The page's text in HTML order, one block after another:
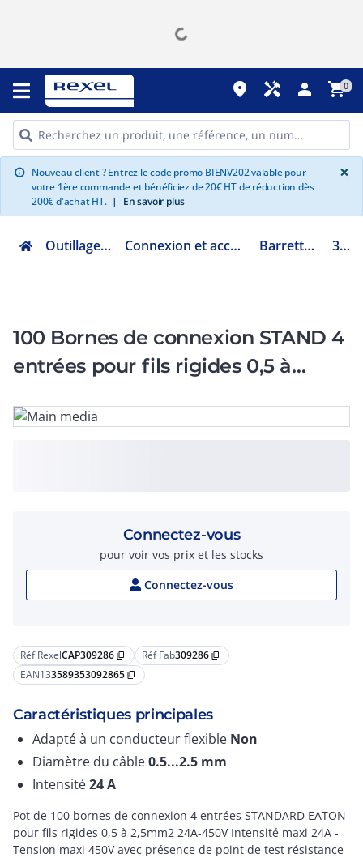
place handyman person shopping_cart0
info Nouveau client ? Entrez le code promo BIENV202 valable pour
votre 1ère commande et bénéficiez de 20€ HT de réduction dès
200€ d'achat HT. | En savoir plus
×
Outillage, mesure et fixation Connexion et accessoires d'installation électrique Barrette et borne sans vis 309286
100 Bornes de connexion STAND 4
entrées pour fils rigides 0,5 à
Réf RexelCAP309286 content_copy Réf Fab309286 content_copy
EAN133589353092865 content_copy
Caractéristiques principales
Adapté à un conducteur flexible Non
Diamètre du câble0.5...2.5 mm
Intensité24A
Pot de 100 bornes de connexion 4 entrées STANDARD EATON
pour fils rigides 0,5 à 2,5mm2 24A-450V Intensité maxi 24A -
Tension maxi 450V avec présence de point de test résistance
Connectez-vous
pour voir vos prix et les stocks
Connectez-vous